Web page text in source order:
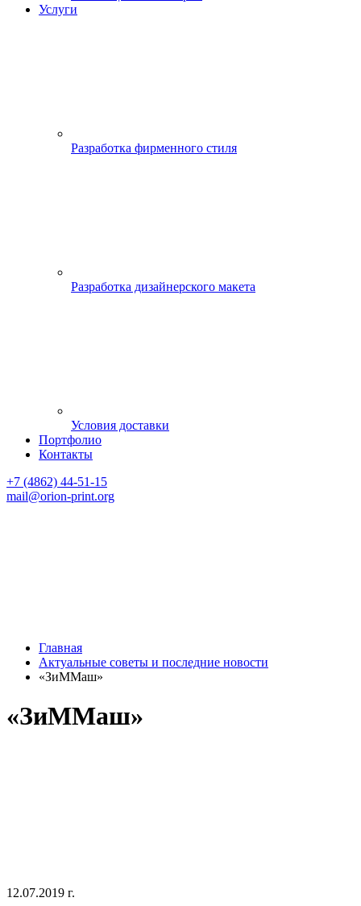
Услуги
Разработка фирменного стиля
Разработка дизайнерского макета
Условия доставки
Портфолио
Контакты
+7 (4862) 44-51-15
mail@orion-print.org
Главная
Актуальные советы и последние новости
«ЗиММаш»
«ЗиММаш»
12.07.2019 г.